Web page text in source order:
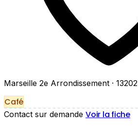
Marseille 2e Arrondissement · 13202
Café
Contact sur demande Voir la fiche